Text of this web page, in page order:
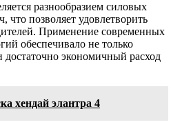
разнообразием силовых
что позволяет удовлетворить
Применение современных
обеспечивало не только
экономичный расход
хендай элантра 4